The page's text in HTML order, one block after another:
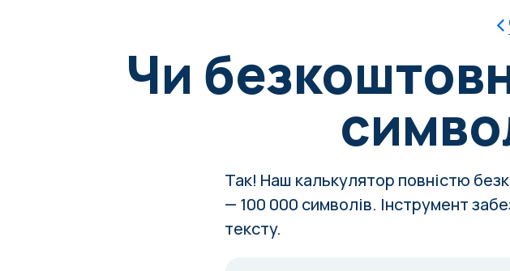
Чи
Так! Наш калькулятор повністю
— 100 000 символів. Інструмент
тексту.